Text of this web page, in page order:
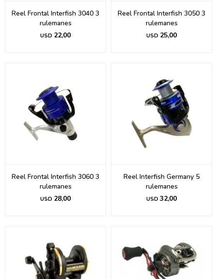
Reel Frontal Interfish 3040 3
rulemanes
USD 22,00
Reel Frontal Interfish 3050 3
rulemanes
USD 25,00
Reel Frontal Interfish 3060 3
rulemanes
USD 28,00
Reel Interfish Germany 5
rulemanes
USD 32,00